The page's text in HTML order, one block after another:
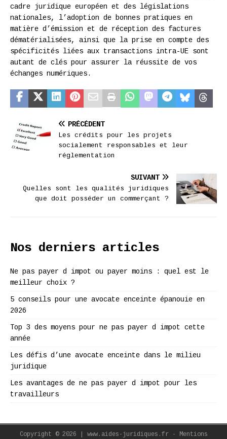
cadre juridique européen et des législations
nationales, l’adoption de bonnes pratiques en
matière d’émission et de réception des factures
dématérialisées, ainsi que la prise en compte des
spécificités liées aux transactions intra-UE sont
autant de clés pour assurer la réussite de vos
échanges numériques.
PRÉCÉDENT
Les crédits pour les projets
socialement responsables et leur
réglementation
SUIVANT
Quelles sont les qualités juridiques
que doit posséder un commerçant ?
Nos derniers articles
Ne pas payer d impot ou payer moins : quel est le
meilleur choix ?
5 conseils pour une avocate enceinte épanouie en
2026
Top 3 des moyens pour ne pas payer d impot cette
année
Les défis d’une avocate enceinte dans le milieu
juridique
Les avantages de ne pas payer d impot pour les
travailleurs
Copyright © 2026 | www.aides-juridiques.fr - Mentions